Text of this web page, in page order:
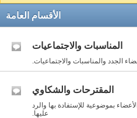
الأقسام العامة
المناسبات والاجتماعيات
الجدد والمناسبات والاجتماعيات.
المقترحات والشكاوي
بموضوعية للإستفادة بها والرد
عليها.